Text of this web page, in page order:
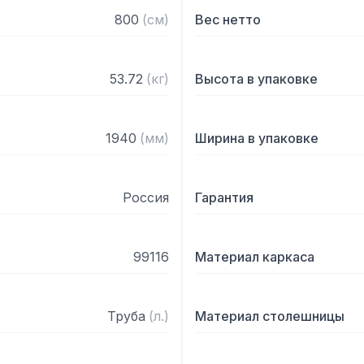
800 (см) Вес нетто
53.72 (кг) Высота в упаковке
1940 (мм) Ширина в упаковке
Россия Гарантия
99116 Материал каркаса
Труба (л.) Материал столешницы